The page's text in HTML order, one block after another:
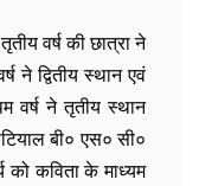
वर्ष की छात्रा ने
ने द्वितीय स्थान एवं
वर्ष ने तृतीय स्थान
बी० एस० सी०
को कविता के माध्यम